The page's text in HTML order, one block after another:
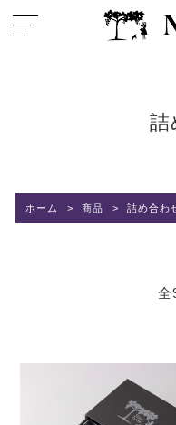
詰
ホーム > 商品 > 詰め合わ
全